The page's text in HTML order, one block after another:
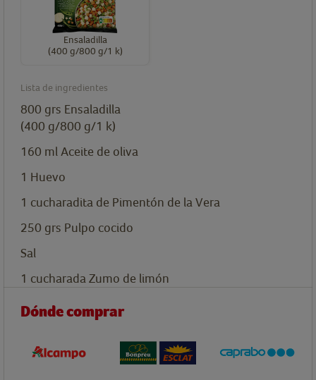
Ensaladilla
(400 g/800 g/1 k)
Lista de ingredientes
800 grs Ensaladilla
(400 g/800 g/1 k)
160 mlAceite de oliva
1 Huevo
1 cucharadita de Pimentón de la Vera
250 grs Pulpo cocido
Sal
1 cucharadaZumo de limón
Dónde comprar